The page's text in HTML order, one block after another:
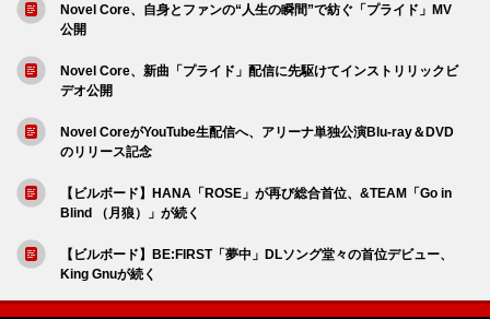
Novel Core、自身とファンの“人生の瞬間”で紡ぐ「プライド」MV
公開
Novel Core、新曲「プライド」配信に先駆けてインストリリックビ
デオ公開
Novel CoreがYouTube生配信へ、アリーナ単独公演Blu-ray＆DVD
のリリース記念
【ビルボード】HANA「ROSE」が再び総合首位、&TEAM「Go in
Blind （月狼）」が続く
【ビルボード】BE:FIRST「夢中」DLソング堂々の首位デビュー、
King Gnuが続く